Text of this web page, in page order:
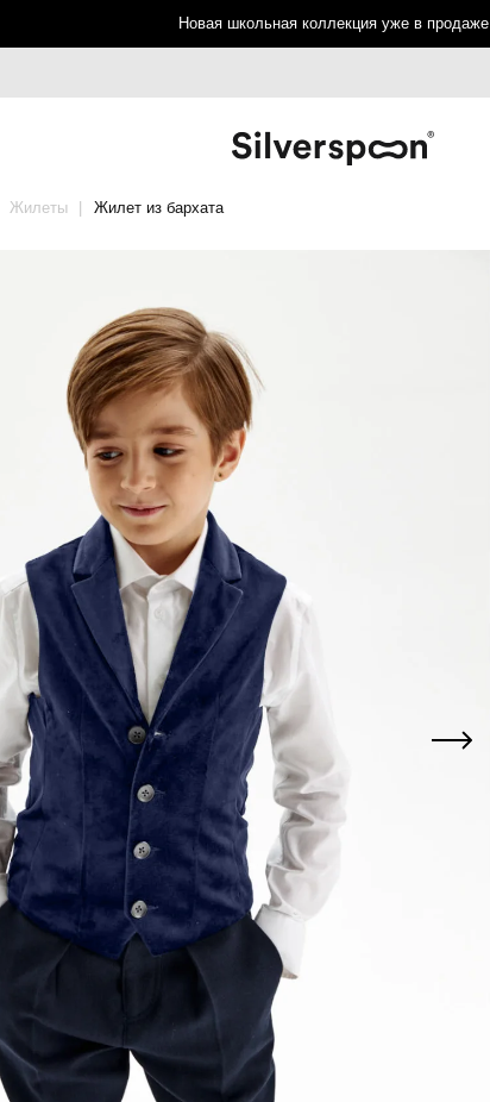
Новая школьная коллекция уже в продаже
Жилеты Жилет из бархата